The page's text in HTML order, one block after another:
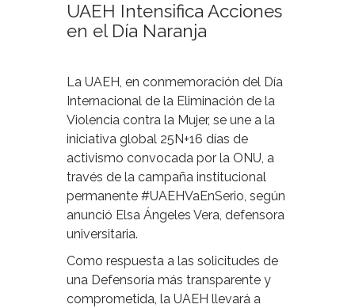
UAEH Intensifica Acciones
en el Día Naranja
La UAEH, en conmemoración del Día
Internacional de la Eliminación de la
Violencia contra la Mujer, se une a la
iniciativa global 25N+16 días de
activismo convocada por la ONU, a
través de la campaña institucional
permanente #UAEHVaEnSerio, según
anunció Elsa Ángeles Vera, defensora
universitaria.
Como respuesta a las solicitudes de
una Defensoría más transparente y
comprometida, la UAEH llevará a